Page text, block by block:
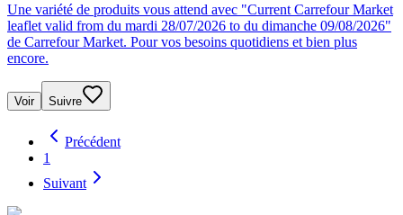
Une variété de produits vous attend avec "Current Carrefour Market
leaflet valid from du mardi 28/07/2026 to du dimanche 09/08/2026"
de Carrefour Market. Pour vos besoins quotidiens et bien plus
encore.
Voir Suivre
Précédent
1
Suivant